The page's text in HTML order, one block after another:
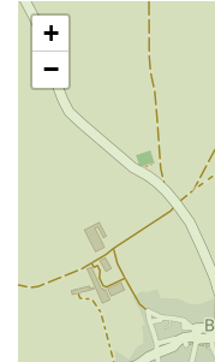
Saltar
mapa
+
−